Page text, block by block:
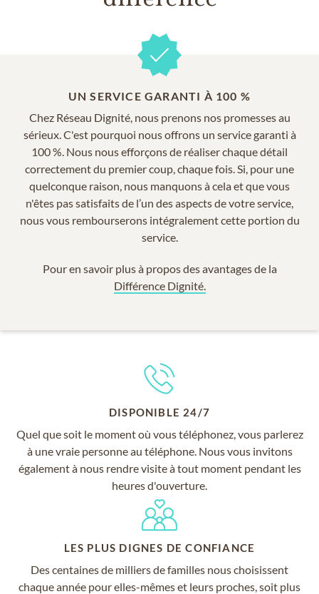
UN SERVICE GARANTI À 100 %
Chez Réseau Dignité, nous prenons nos promesses au
sérieux. C'est pourquoi nous offrons un service garanti à
100 %. Nous nous efforçons de réaliser chaque détail
correctement du premier coup, chaque fois. Si, pour une
quelconque raison, nous manquons à cela et que vous
n'êtes pas satisfaits de l’un des aspects de votre service,
nous vous rembourserons intégralement cette portion du
service.
Pour en savoir plus à propos des avantages de la
Différence Dignité.
DISPONIBLE 24/7
Quel que soit le moment où vous téléphonez, vous parlerez
à une vraie personne au téléphone. Nous vous invitons
également à nous rendre visite à tout moment pendant les
heures d'ouverture.
LES PLUS DIGNES DE CONFIANCE
Des centaines de milliers de familles nous choisissent
chaque année pour elles-mêmes et leurs proches, soit plus